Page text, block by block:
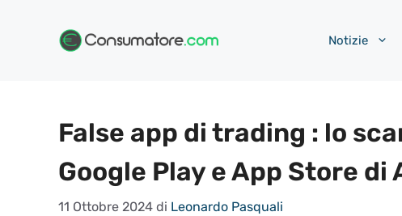
Notizie
False app di trading : lo
Google Play e App Store di
11 Ottobre 2024 di Leonardo Pasquali